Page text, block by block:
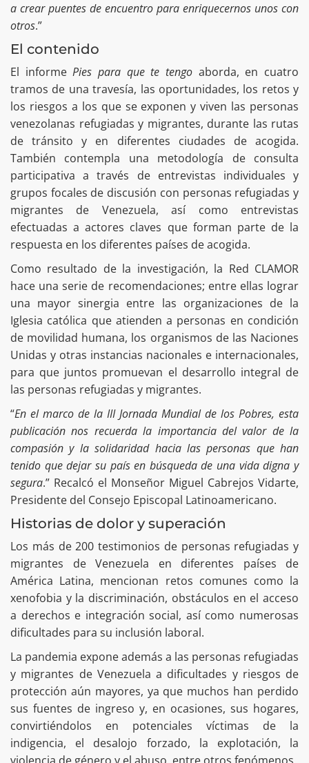
a crear puentes de encuentro para enriquecernos unos con
otros.”
El contenido
El informePies para que te tengo aborda, en cuatro
tramos de una travesía, las oportunidades, los retos y
los riesgos a los que se exponen y viven las personas
venezolanas refugiadas y migrantes, durante las rutas
de tránsito y en diferentes ciudades de acogida.
También contempla una metodología de consulta
participativa a través de entrevistas individuales y
grupos focales de discusión con personas refugiadas y
migrantes de Venezuela, así como entrevistas
efectuadas a actores claves que forman parte de la
respuesta en los diferentes países de acogida.
Como resultado de la investigación, la Red CLAMOR
hace una serie de recomendaciones; entre ellas lograr
una mayor sinergia entre las organizaciones de la
Iglesia católica que atienden a personas en condición
de movilidad humana, los organismos de las Naciones
Unidas y otras instancias nacionales e internacionales,
para que juntos promuevan el desarrollo integral de
las personas refugiadas y migrantes.
“En el marco de la III Jornada Mundial de los Pobres, esta
publicación nos recuerda la importancia del valor de la
compasión y la solidaridad hacia las personas que han
tenido que dejar su país en búsqueda de una vida digna y
segura.” Recalcó el Monseñor Miguel Cabrejos Vidarte,
Presidente del Consejo Episcopal Latinoamericano.
Historias de dolor y superación
Los más de 200 testimonios de personas refugiadas y
migrantes de Venezuela en diferentes países de
América Latina, mencionan retos comunes como la
xenofobia y la discriminación, obstáculos en el acceso
a derechos e integración social, así como numerosas
dificultades para su inclusión laboral.
La pandemia expone además a las personas refugiadas
y migrantes de Venezuela a dificultades y riesgos de
protección aún mayores, ya que muchos han perdido
sus fuentes de ingreso y, en ocasiones, sus hogares,
convirtiéndolos en potenciales víctimas de la
indigencia, el desalojo forzado, la explotación, la